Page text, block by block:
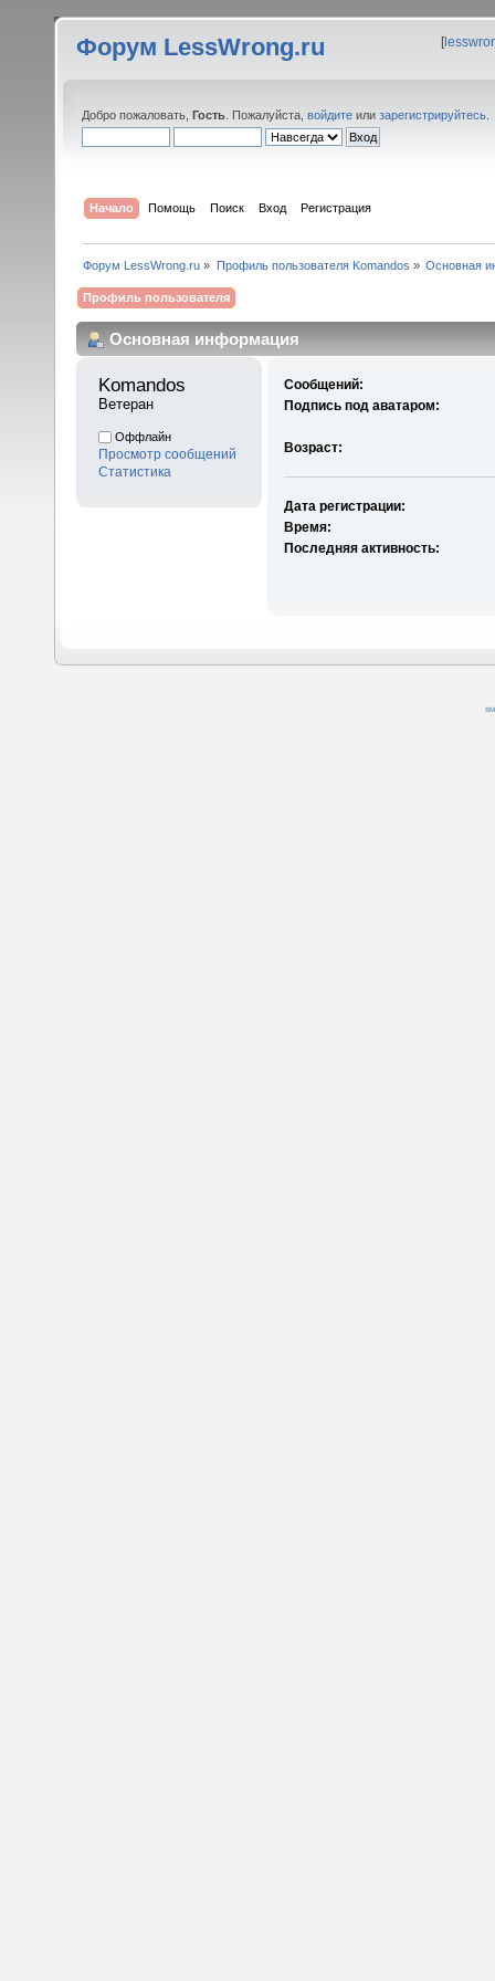
Форум LessWrong.ru [
Добро пожаловать, Гость . Пожалуйста, войдите или зарегистрируйтесь
Начало Помощь Поиск Вход Регистрация
Форум LessWrong.ru » Профиль пользователя Komandos » Основная
Профиль пользователя
Основная информация
Komandos
Ветеран
Оффлайн
Просмотр сообщений
Статистика
Сообщений:
Подпись под аватаром:
Возраст:
Дата регистрации:
Время:
Последняя активность: